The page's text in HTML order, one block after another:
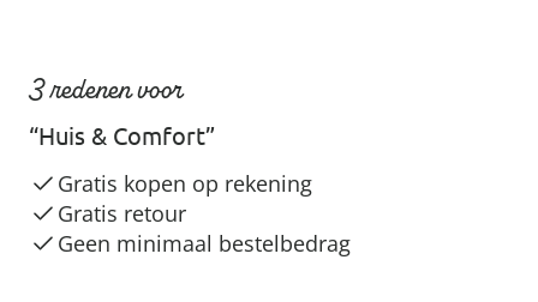
3 redenen voor
“Huis & Comfort”
Gratis kopen op rekening
Gratis retour
Geen minimaal bestelbedrag